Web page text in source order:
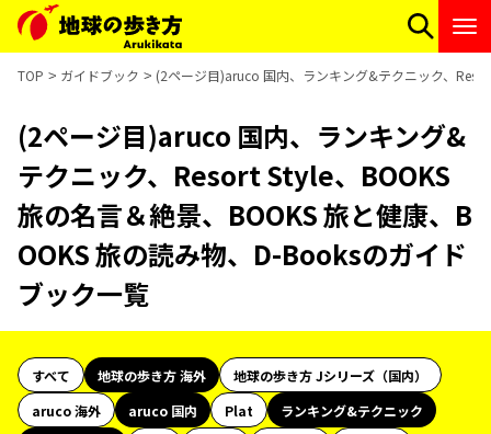
TOP ガイドブック (2ページ目)aruco 国内、ランキング&テクニック、
(2ページ目)aruco 国内、ランキング&
テクニック、Resort Style、BOOKS
旅の名言＆絶景、BOOKS 旅と健康、B
OOKS 旅の読み物、D-Booksのガイド
ブック一覧
すべて 地球の歩き方 海外
地球の歩き方 Jシリーズ（国内）
aruco 海外
aruco 国内 Plat
ランキング&テクニック